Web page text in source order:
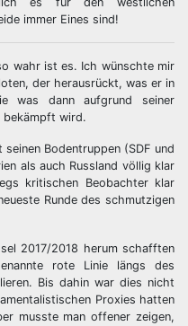
immer Eines sind!
wahr ist es. Ich wünschte mir
der herausrückt, was er in
was dann aufgrund seiner
bekämpft wird.
Bodentruppen (SDF und
als auch Russland völlig klar
kritischen Beobachter klar
Runde des schmutzigen
2017/2018 herum schafften
rote Linie längs des
Bis dahin war dies nicht
Proxies hatten
musste man offener zeigen,